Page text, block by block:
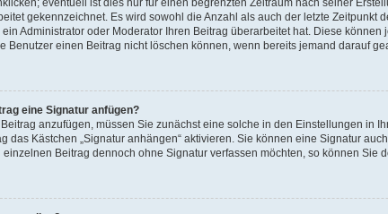
gekennzeichnet. Es wird sowohl die Anzahl als auch der letzte
Administrator oder Moderator Ihren Beitrag überarbeitet hat. Diese
Benutzer einen Beitrag nicht löschen können, wenn bereits jemand darauf
eine Signatur anfügen?
anzufügen, müssen Sie zunächst eine solche in den Einstellungen in
das Kästchen „Signatur anhängen“ aktivieren. Sie können eine Signatur
Beitrag dennoch ohne Signatur verfassen möchten, so können Sie